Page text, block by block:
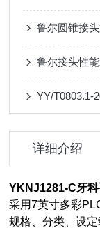
鲁尔圆锥接
鲁尔接头性
YY/T0803.1-
详细介绍
YKNJ1281-C牙
采用7英寸多彩
规格、分类、设